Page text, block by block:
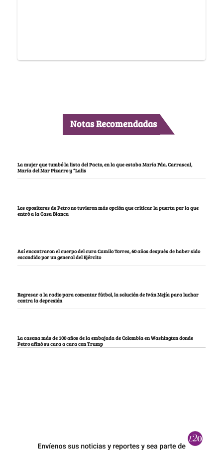
Notas Recomendadas
La mujer que tumbó la lista del Pacto, en la que estaba María Fda. Carrascal,
María del Mar Pizarro y “Lalis
Los opositores de Petro no tuvieron más opción que criticar la puerta por la que
entró a la Casa Blanca
Así encontraron el cuerpo del cura Camilo Torres, 60 años después de haber sido
escondido por un general del Ejército
Regresar a la radio para comentar fútbol, la solución de Iván Mejía para luchar
contra la depresión
La casona más de 100 años de la embajada de Colombia en Washington donde
Petro afinó su cara a cara con Trump